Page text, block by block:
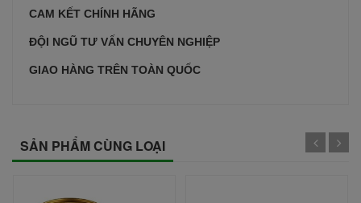
CAM KẾT CHÍNH HÃNG
ĐỘI NGŨ TƯ VẤN CHUYÊN NGHIỆP
GIAO HÀNG TRÊN TOÀN QUỐC
SẢN PHẨM CÙNG LOẠI